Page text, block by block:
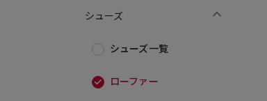
シューズ
シューズ一覧
ローファー